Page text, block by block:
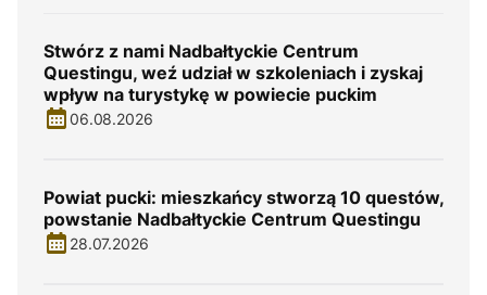
Stwórz z nami Nadbałtyckie Centrum
Questingu, weź udział w szkoleniach i zyskaj
wpływ na turystykę w powiecie puckim
06.08.2026
Powiat pucki: mieszkańcy stworzą 10 questów,
powstanie Nadbałtyckie Centrum Questingu
28.07.2026